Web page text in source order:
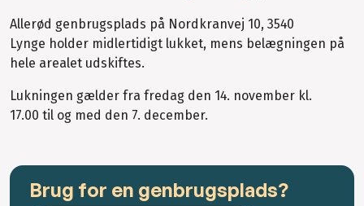
Allerød genbrugsplads på Nordkranvej 10, 3540
Lynge holder midlertidigt lukket, mens belægningen på
hele arealet udskiftes.
Lukningen gælder fra fredag den 14. november kl.
17.00 til og med den 7. december.
Brug for en genbrugsplads?